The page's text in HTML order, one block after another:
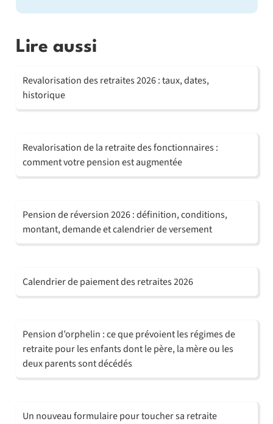
Lire aussi
Revalorisation des retraites 2026 : taux, dates,
historique
Revalorisation de la retraite des fonctionnaires :
comment votre pension est augmentée
Pension de réversion 2026 : définition, conditions,
montant, demande et calendrier de versement
Calendrier de paiement des retraites 2026
Pension d’orphelin : ce que prévoient les régimes de
retraite pour les enfants dont le père, la mère ou les
deux parents sont décédés
Un nouveau formulaire pour toucher sa retraite